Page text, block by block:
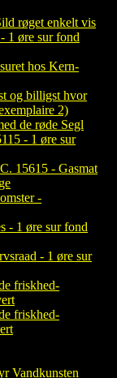
røget enkelt vis
1 øre sur fond
hos Kern-
og billigst hvor
2)
de røde Segl
- 1 øre sur
15615 - Gasmat
-
- 1 øre sur fond
- 1 øre sur
friskhed-
friskhed-
Vandkunsten